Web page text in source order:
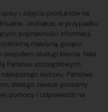
opisy i zdjęcia produktów na
Jednakże, w przypadku
poprawności informacji
maszyną, gorąco
obsługi klienta. Nasi
Państwu szczegółowych
wyboru. Państwa
dlatego zawsze jesteśmy
pomocy i odpowiedzi na